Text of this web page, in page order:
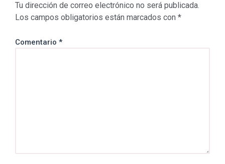
Tu dirección de correo electrónico no será publicada.
Los campos obligatorios están marcados con *
Comentario *